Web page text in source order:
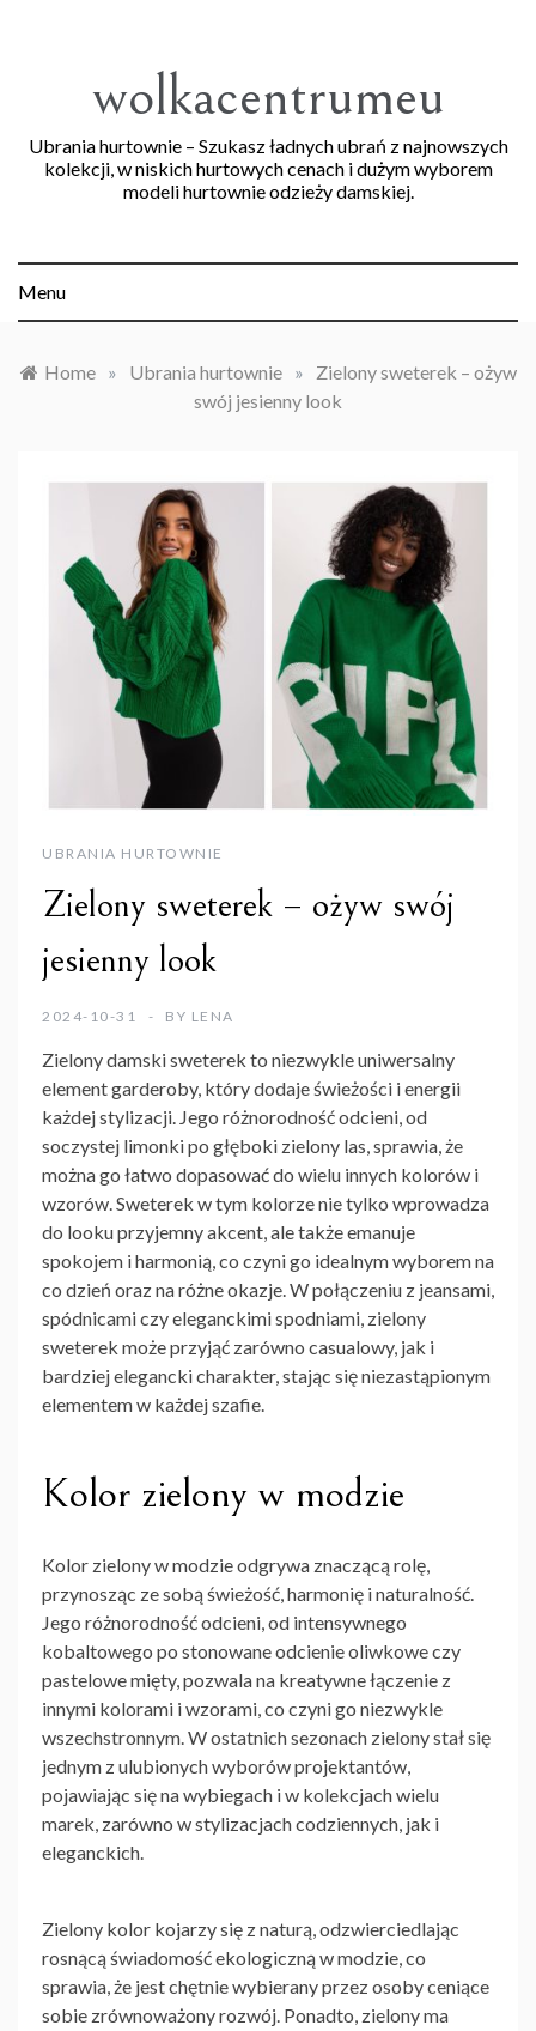
wolkacentrumeu
Ubrania hurtownie – Szukasz ładnych ubrań z najnowszych
kolekcji, w niskich hurtowych cenach i dużym wyborem
modeli hurtownie odzieży damskiej.
Menu
Home » Ubrania hurtownie »
Zielony sweterek – ożyw
swój jesienny look
UBRANIA HURTOWNIE
Zielony sweterek – ożyw swój
jesienny look
2024-10-31 BY LENA
Zielony damski sweterek to niezwykle uniwersalny
element garderoby, który dodaje świeżości i energii
każdej stylizacji. Jego różnorodność odcieni, od
soczystej limonki po głęboki zielony las, sprawia, że
można go łatwo dopasować do wielu innych kolorów i
wzorów. Sweterek w tym kolorze nie tylko wprowadza
do looku przyjemny akcent, ale także emanuje
spokojem i harmonią, co czyni go idealnym wyborem na
co dzień oraz na różne okazje. W połączeniu z jeansami,
spódnicami czy eleganckimi spodniami, zielony
sweterek może przyjąć zarówno casualowy, jak i
bardziej elegancki charakter, stając się niezastąpionym
elementem w każdej szafie.
Kolor zielony w modzie
Kolor zielony w modzie odgrywa znaczącą rolę,
przynosząc ze sobą świeżość, harmonię i naturalność.
Jego różnorodność odcieni, od intensywnego
kobaltowego po stonowane odcienie oliwkowe czy
pastelowe mięty, pozwala na kreatywne łączenie z
innymi kolorami i wzorami, co czyni go niezwykle
wszechstronnym. W ostatnich sezonach zielony stał się
jednym z ulubionych wyborów projektantów,
pojawiając się na wybiegach i w kolekcjach wielu
marek, zarówno w stylizacjach codziennych, jak i
eleganckich.
Zielony kolor kojarzy się z naturą, odzwierciedlając
rosnącą świadomość ekologiczną w modzie, co
sprawia, że jest chętnie wybierany przez osoby ceniące
sobie zrównoważony rozwój. Ponadto, zielony ma